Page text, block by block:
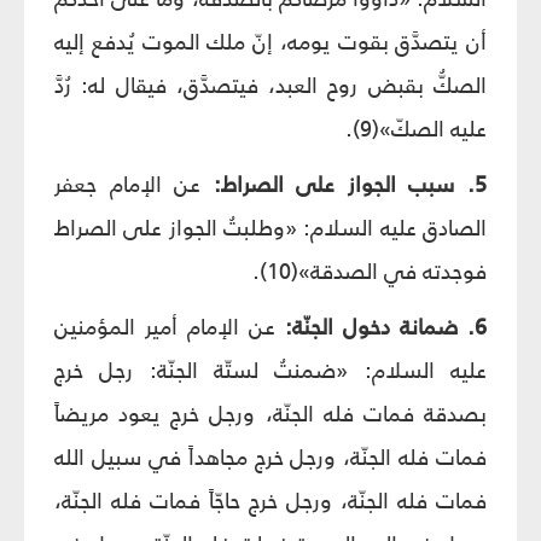
أن يتصدَّق بقوت يومه، إنّ ملك الموت يُدفع إليه
الصكُّ بقبض روح العبد، فيتصدَّق، فيقال له: رُدَّ
عليه الصكّ»(9).
5. سبب الجواز على الصراط:
عن الإمام جعفر
الصادق عليه السلام: «وطلبتُ الجواز على الصراط
فوجدته في الصدقة»(10).
6. ضمانة دخول الجنّة:
عن الإمام أمير المؤمنين
عليه السلام: «ضمنتُ لستّة الجنّة: رجل خرج
بصدقة فمات فله الجنّة، ورجل خرج يعود مريضاً
فمات فله الجنّة، ورجل خرج مجاهداً في سبيل الله
فمات فله الجنّة، ورجل خرج حاجّاً فمات فله الجنّة،